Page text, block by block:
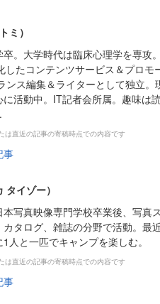
ミ）
。大学時代は臨床心理学を専攻
したコンテンツサービス＆プロモ
ンス編集＆ライターとして独立。
活動中。IT記者会所属。趣味は読
は直近の記事の寄稿時点での内容です
事
イゾー）
写真映像専門学校卒業後、写真
タログ、雑誌の分野で活動。最
人と一匹でキャンプを楽しむ。
は直近の記事の寄稿時点での内容です
事